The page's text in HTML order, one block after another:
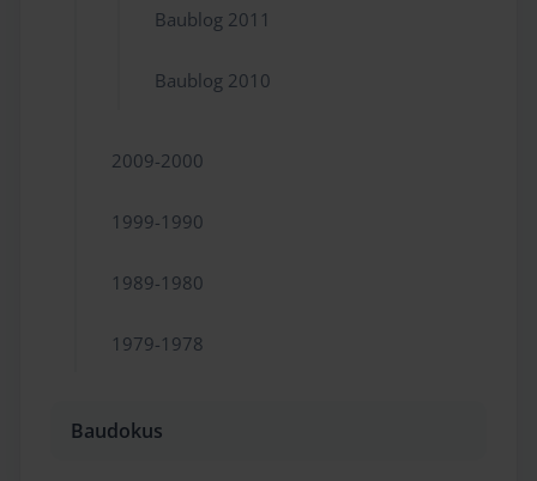
Baublog 2011
Baublog 2010
2009-2000
1999-1990
1989-1980
1979-1978
Baudokus